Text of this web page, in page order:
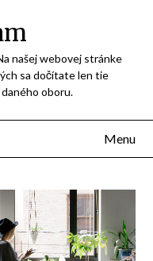
našej webovej stránke
sa dočítate len tie
oboru.
Menu